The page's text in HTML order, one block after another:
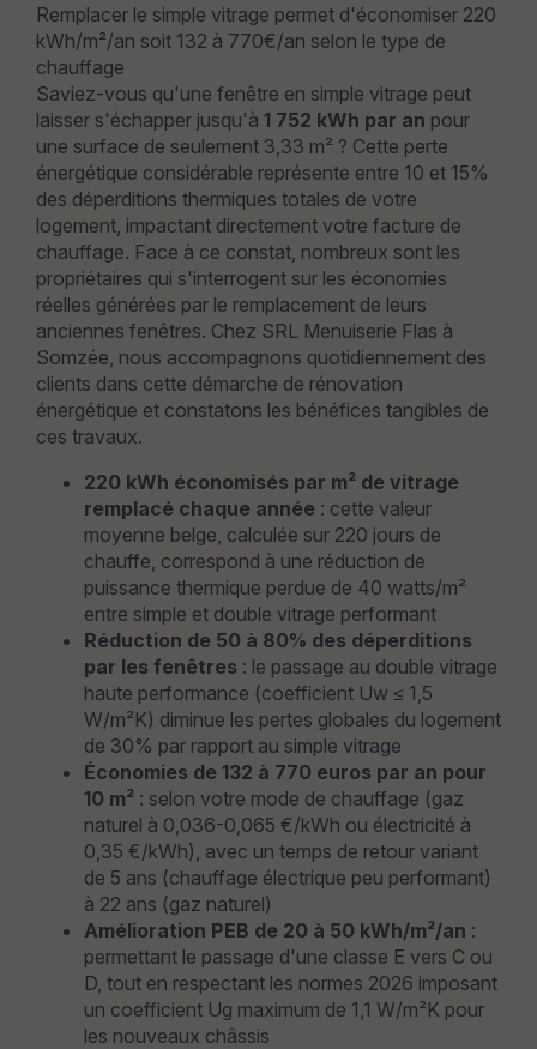
Remplacer le simple vitrage permet d'économiser 220
kWh/m²/an soit 132 à 770€/an selon le type de
chauffage
Saviez-vous qu'une fenêtre en simple vitrage peut
laisser s'échapper jusqu'à 1 752 kWh par an pour
une surface de seulement 3,33 m² ? Cette perte
énergétique considérable représente entre 10 et 15%
des déperditions thermiques totales de votre
logement, impactant directement votre facture de
chauffage. Face à ce constat, nombreux sont les
propriétaires qui s'interrogent sur les économies
réelles générées par le remplacement de leurs
anciennes fenêtres. Chez SRL Menuiserie Flas à
Somzée, nous accompagnons quotidiennement des
clients dans cette démarche de rénovation
énergétique et constatons les bénéfices tangibles de
ces travaux.
220 kWh économisés par m² de vitrage
remplacé chaque année : cette valeur
moyenne belge, calculée sur 220 jours de
chauffe, correspond à une réduction de
puissance thermique perdue de 40 watts/m²
entre simple et double vitrage performant
Réduction de 50 à 80% des déperditions
par les fenêtres : le passage au double vitrage
haute performance (coefficient Uw ≤ 1,5
W/m²K) diminue les pertes globales du logement
de 30% par rapport au simple vitrage
Économies de 132 à 770 euros par an pour
10 m²: selon votre mode de chauffage (gaz
naturel à 0,036-0,065 €/kWh ou électricité à
0,35 €/kWh), avec un temps de retour variant
de 5 ans (chauffage électrique peu performant)
à 22 ans (gaz naturel)
Amélioration PEB de 20 à 50 kWh/m²/an :
permettant le passage d'une classe E vers C ou
D, tout en respectant les normes 2026 imposant
un coefficient Ug maximum de 1,1 W/m²K pour
les nouveaux châssis